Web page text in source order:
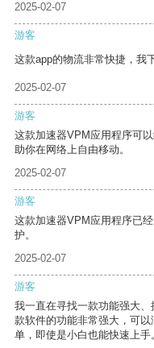
2025-02-07
游客
这款app的物流非常快捷，我
2025-02-07
游客
这款加速器VPM应用程序可
助你在网络上自由移动。
2025-02-07
游客
这款加速器VPM应用程序已
护。
2025-02-07
游客
我一直在寻找一款功能强大
款软件的功能非常强大，可
单，即使是小白也能快速上手